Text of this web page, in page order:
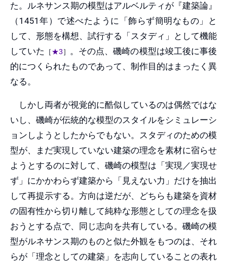
た。ルネサンス期の模型はアルベルティが『建築論』
（1451年）で述べたように「飾らず簡明なもの」と
して、形態を構想、試行する「スタディ」として機能
していた
［ ★3 ］ 。その点、磯崎の模型は竣工後に事後
的につくられたものであって、制作目的はまったく異
なる。
しかし両者が視覚的に酷似しているのは偶然ではな
いし、磯崎が伝統的な模型のスタイルをシミュレーシ
ョンしようとしたからでもない。スタディのための模
型が、まだ実現していない建築の理念を素材に宿らせ
ようとするのに対して、磯崎の模型は「実現／実現せ
ず」にかかわらず建築から「見えない力」だけを抽出
して再提示する。方向は逆だが、どちらも建築を資材
の固有性から切り離して純粋な形態としての理念を扱
おうとする点で、同じ志向を共有している。磯崎の模
型がルネサンス期のものと似た外観をもつのは、それ
らが「理念としての建築」を志向していることの表れ